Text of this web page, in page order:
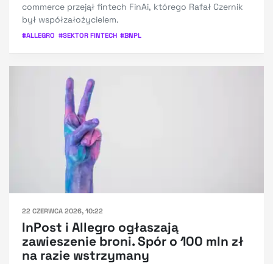
commerce przejął fintech FinAi, którego Rafał Czernik
był współzałożycielem.
#ALLEGRO #SEKTOR FINTECH #BNPL
22 CZERWCA 2026, 10:22
InPost i Allegro ogłaszają
zawieszenie broni. Spór o 100 mln zł
na razie wstrzymany